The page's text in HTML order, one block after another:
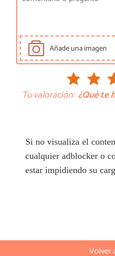
Añade una imagen
Tu valoración: ¿Qué te
Si no visualiza el
cualquier adblocker o
estar impidiendo su
Volver